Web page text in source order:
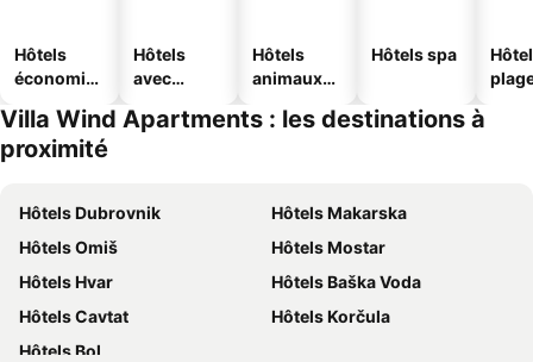
Hôtels
économiq
Hôtels
avec
Hôtels
animaux
Hôtels spa
Villa Wind Apartments : les destinations à
proximité
Hôtels Dubrovnik
Hôtels Makarska
Hôtels Omiš
Hôtels Mostar
Hôtels Hvar
Hôtels Baška Voda
Hôtels Cavtat
Hôtels Korčula
Hôtels Bol